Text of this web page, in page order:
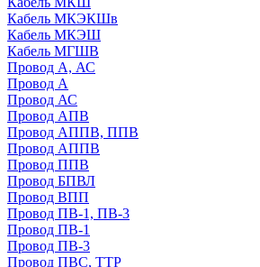
Кабель МКЭКШв
Кабель МКЭШ
Кабель МГШВ
Провод А, АС
Провод А
Провод АС
Провод АПВ
Провод АППВ, ППВ
Провод АППВ
Провод ППВ
Провод БПВЛ
Провод ВПП
Провод ПВ-1, ПВ-3
Провод ПВ-1
Провод ПВ-3
Провод ПВС, ТТР